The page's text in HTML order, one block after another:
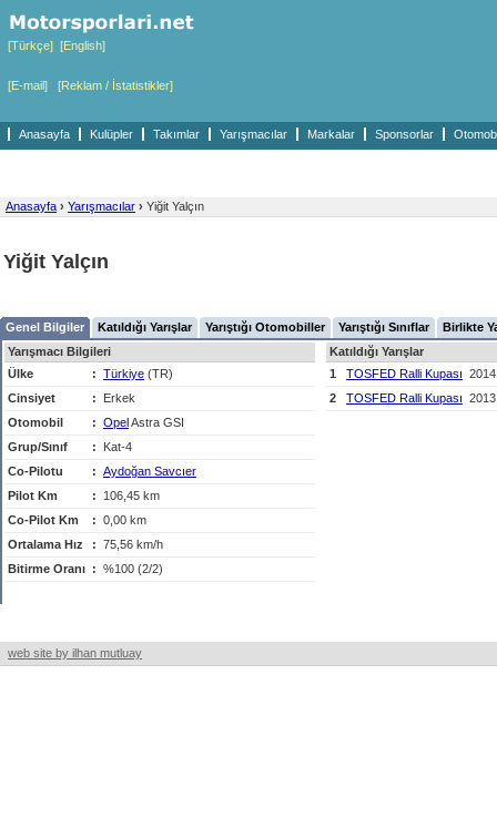
[Türkçe] [English]
[E-mail] [Reklam / İstatistikler]
Anasayfa Kulüpler Takımlar Yarışmacılar Markalar Sponsorlar
Anasayfa › Yarışmacılar › Yiğit Yalçın
Yiğit Yalçın
Genel Bilgiler Katıldığı Yarışlar Yarıştığı Otomobiller Yarıştığı Sınıflar
Birlikte
Yarışmacı Bilgileri
Ülke
: Türkiye (TR)
Cinsiyet
:
Erkek
Otomobil
: OpelAstra GSI
Grup/Sınıf
:
Kat-4
Co-Pilotu
: Aydoğan Savcıer
Pilot Km
:
106,45 km
Co-Pilot Km
: 0,00 km
Ortalama Hız
: 75,56 km/h
Bitirme Oranı : %100 (2/2)
Katıldığı Yarışlar
1
TOSFED Ralli Kupası 2014
2
TOSFED Ralli Kupası 2013
web site by ilhan mutluay